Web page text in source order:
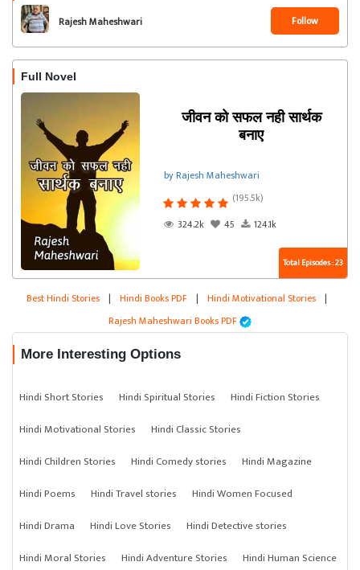
Rajesh Maheshwari Follow
Full Novel
जीवन को सफल नही सार्थक
बनाए
by Rajesh Maheshwari
(195.5k)
324.2k
45 124.1k
Total Episodes : 23
Best Hindi Stories | Hindi Books PDF | Hindi Motivational Stories |
Rajesh Maheshwari Books PDF
More Interesting Options
Hindi Short Stories Hindi Spiritual Stories
Hindi Fiction Stories
Hindi Motivational Stories
Hindi Classic Stories
Hindi Children Stories
Hindi Comedy stories
Hindi Magazine
Hindi Poems
Hindi Travel stories
Hindi Women Focused
Hindi Drama
Hindi Love Stories
Hindi Detective stories
Hindi Moral Stories
Hindi Adventure Stories Hindi Human Science